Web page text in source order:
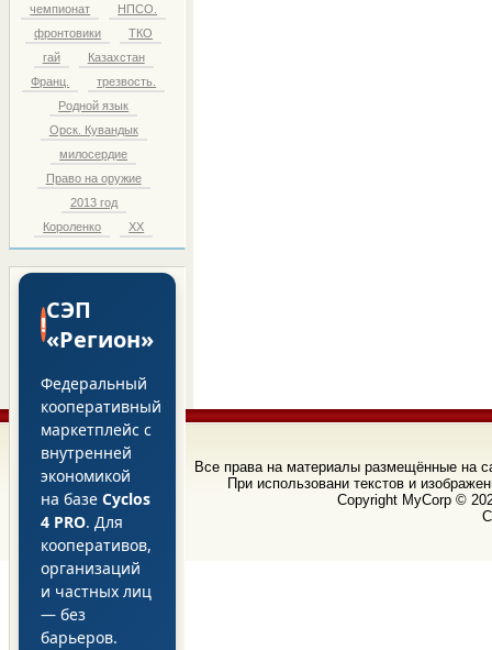
чемпионат
НПСО.
фронтовики
ТКО
гай
Казахстан
Франц.
трезвость.
Родной язык
Орск. Кувандык
милосердие
Право на оружие
2013 год
Короленко
ХХ
!СЭП
«Регион»
Федеральный
кооперативный
маркетплейс с
внутренней
экономикой
на базе Cyclos
4 PRO. Для
кооперативов,
организаций
и частных лиц
— без
барьеров.
Все права на материалы размещённые на
При использовани текстов и
Copyright MyCorp ©